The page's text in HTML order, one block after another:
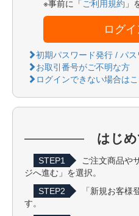
※事前に「 ご利用規約 」
ログ
初期パスワード発行 / パ
お取引番号がご不明な方
ログインできない場合は
はじ
STEP1
ご注文商品や
ジへ進む」を選択。
STEP2
「新規お客様
す。